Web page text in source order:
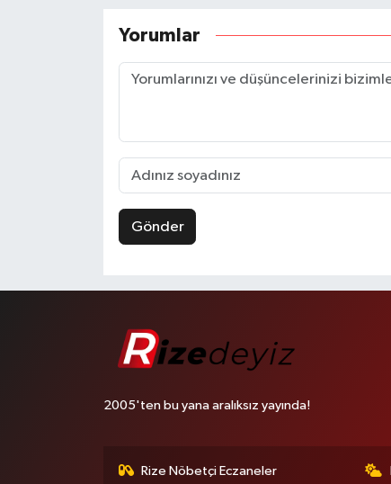
Yorumlar
Gönder
2005'ten bu yana aralıksız yayında!
Rize Nöbetçi Eczaneler